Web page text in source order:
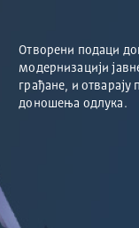
Отворени подаци
модернизацији
грађане, и отварају
доношења одлука.